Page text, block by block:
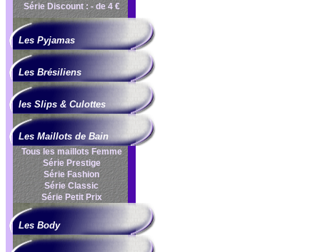
Série Discount : - de 4 €
Les Pyjamas
Les Brésiliens
les Slips & Culottes
Les Maillots de Bain
Tous les maillots Femme
Série Prestige
Série Fashion
Série Classic
Série Petit Prix
Les Body